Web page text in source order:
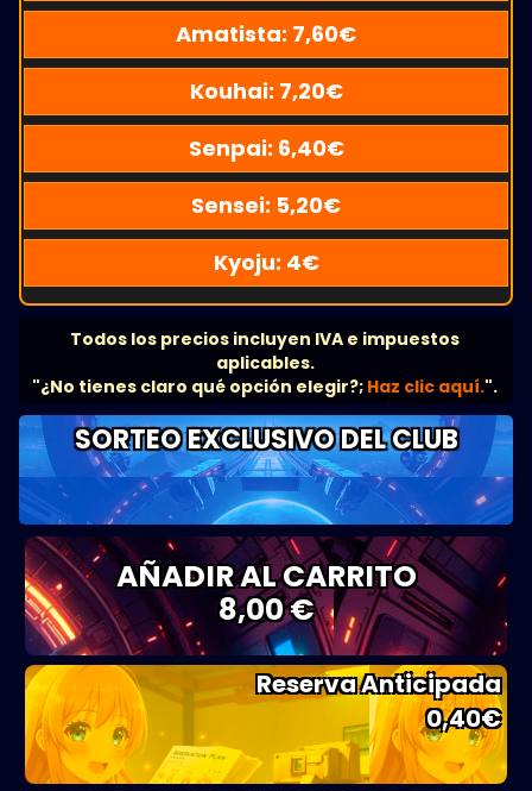
Amatista: 7,60€
Kouhai: 7,20€
Senpai: 6,40€
Sensei: 5,20€
Kyoju: 4€
Todos los precios incluyen IVA e impuestos
aplicables.
"¿No tienes claro qué opción elegir?; Haz clic aquí.".
SORTEO EXCLUSIVO DEL CLUB
AÑADIR AL CARRITO
8,00 €
Reserva Anticipada
0,40€